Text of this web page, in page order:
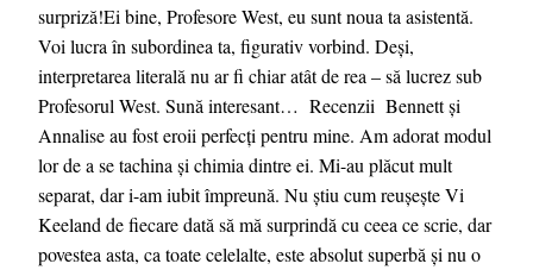
surpriză!Ei bine, Profesore West, eu sunt noua ta asistentă.
Voi lucra în subordinea ta, figurativ vorbind. Deși,
interpretarea literală nu ar fi chiar atât de rea – să lucrez sub
Profesorul West. Sună interesant… Recenzii Bennett și
Annalise au fost eroii perfecți pentru mine. Am adorat modul
lor de a se tachina și chimia dintre ei. Mi-au plăcut mult
separat, dar i-am iubit împreună. Nu știu cum reușește Vi
Keeland de fiecare dată să mă surprindă cu ceea ce scrie, dar
povestea asta, ca toate celelalte, este absolut superbă și nu o